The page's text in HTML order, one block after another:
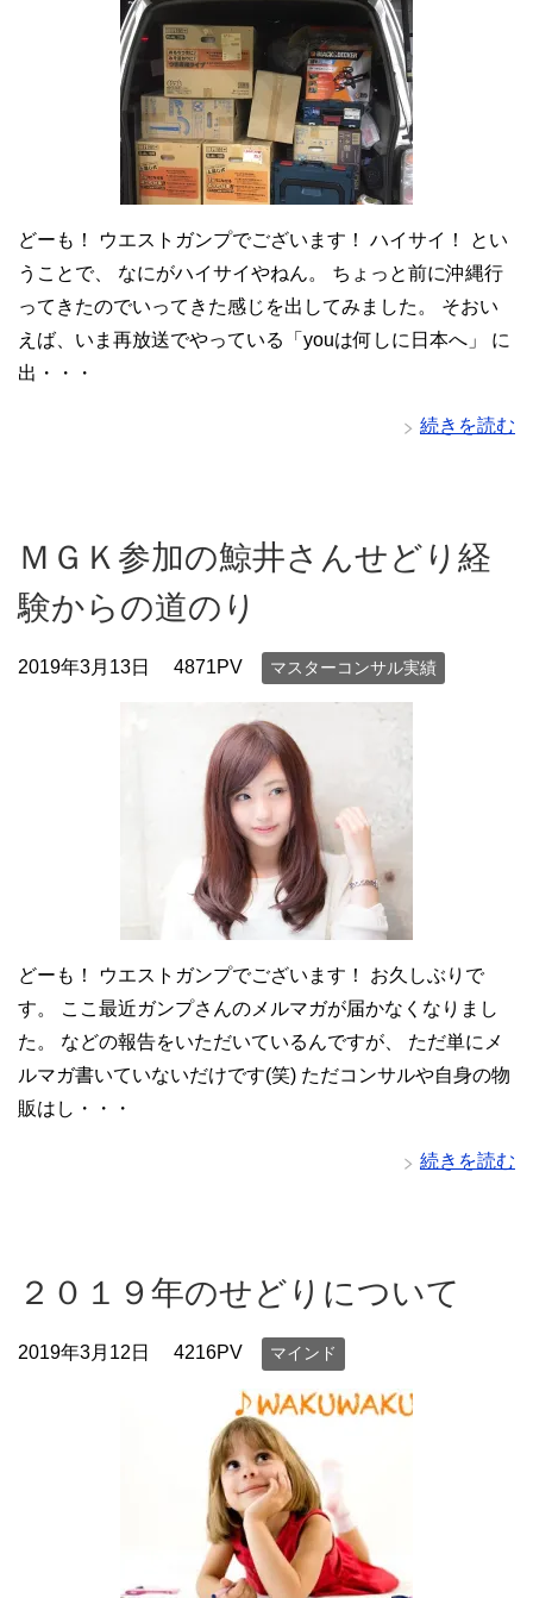
どーも！ ウエストガンプでございます！ ハイサイ！ とい
うことで、 なにがハイサイやねん。 ちょっと前に沖縄行
ってきたのでいってきた感じを出してみました。 そおい
えば、いま再放送でやっている「youは何しに日本へ」 に
出・・・
続きを読む
ＭＧＫ参加の鯨井さんせどり経
験からの道のり
2019年3月13日 4871PV マスターコンサル実績
どーも！ ウエストガンプでございます！ お久しぶりで
す。 ここ最近ガンプさんのメルマガが届かなくなりまし
た。 などの報告をいただいているんですが、 ただ単にメ
ルマガ書いていないだけです(笑) ただコンサルや自身の物
販はし・・・
続きを読む
２０１９年のせどりについて
2019年3月12日 4216PV マインド